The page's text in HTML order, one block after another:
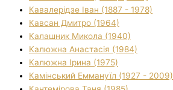
Кавалерідзе Іван (1887 - 1978)
Кавсан Дмитро (1964)
Калашник Микола (1940)
Калюжна Анастасія (1984)
Калюжна Ірина (1975)
Камінський Еммануїл (1927 - 2009)